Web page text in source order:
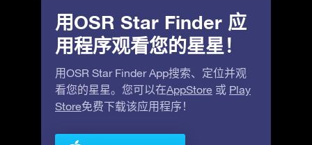
用OSR Star Finder 应
用程序观看您的星星！
用OSR Star Finder App搜索、定位并观
看您的星星。您可以在AppStore 或 Play
Store免费下载该应用程序！